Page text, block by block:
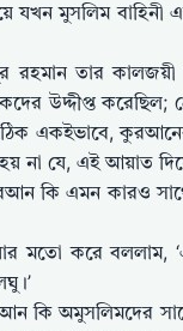
যখন মুসলিম
রহমান তার
উদ্দীপ্ত করেছিল;
একইভাবে,
না যে, এই আয়াত
কি এমন কারও সাথে
মতো করে বললাম,
কি অমুসলিমদের